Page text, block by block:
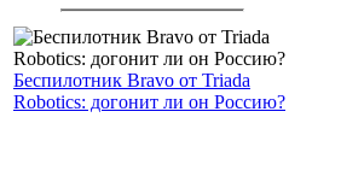
Беспилотник Bravo от Triada
Robotics: догонит ли он Россию?